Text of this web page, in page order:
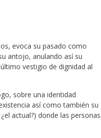
evoca su pasado como
antojo, anulando así su
vestigio de dignidad al
sobre una identidad
así como también su
actual?) donde las personas